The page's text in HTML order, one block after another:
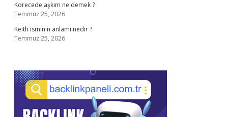
Korecede aşkım ne demek ?
Temmuz 25, 2026
Keith isminin anlamı nedir ?
Temmuz 25, 2026